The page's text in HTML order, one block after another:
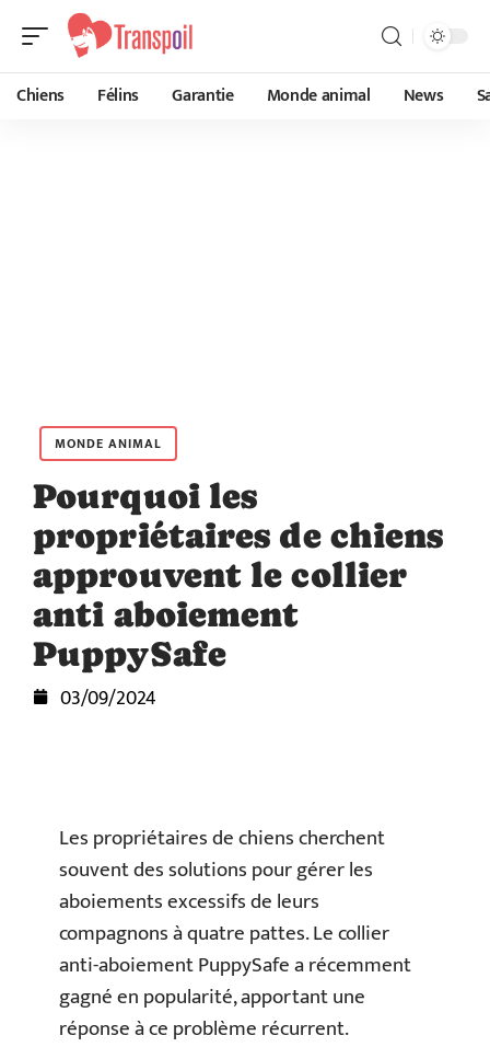
Chiens Félins Garantie Monde animal News
MONDE ANIMAL
Pourquoi les
propriétaires de chiens
approuvent le collier
anti aboiement
PuppySafe
03/09/2024
Les propriétaires de chiens cherchent
souvent des solutions pour gérer les
aboiements excessifs de leurs
compagnons à quatre pattes. Le collier
anti-aboiement PuppySafe a récemment
gagné en popularité, apportant une
réponse à ce problème récurrent.